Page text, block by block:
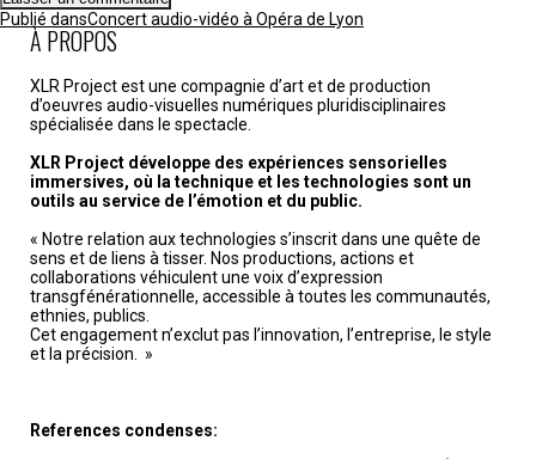
Navigation
de
l’article
Publié dansConcert audio-vidéo à Opéra de Lyon
À PROPOS
XLR Project est une compagnie d’art et de production
d’oeuvres audio-visuelles numériques pluridisciplinaires
spécialisée dans le spectacle.
XLR Project développe des expériences sensorielles
immersives, où la technique et les technologies sont un
outils au service de l’émotion et du public.
« Notre relation aux technologies s’inscrit dans une quête de
sens et de liens à tisser. Nos productions, actions et
collaborations véhiculent une voix d’expression
transgfénérationnelle, accessible à toutes les communautés,
ethnies, publics.
Cet engagement n’exclut pas l’innovation, l’entreprise, le style
et la précision. »
References condenses: